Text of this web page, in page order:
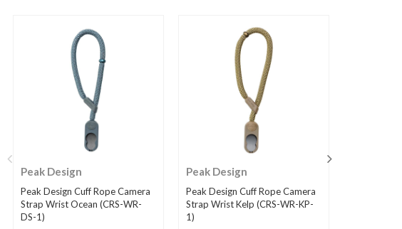
Peak Design
Peak Design Cuff Rope Camera
Strap Wrist Ocean (CRS-WR-
DS-1)
Peak Design
Peak Design Cuff Rope Camera
Strap Wrist Kelp (CRS-WR-KP-
1)